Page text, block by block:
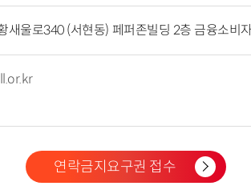
새울로340 (서현동) 페퍼존빌딩 2층 금융소비
연락금지요구권 접수